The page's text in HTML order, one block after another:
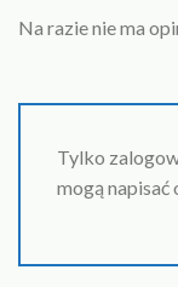
Na razie nie ma
Tylko
mogą napisać